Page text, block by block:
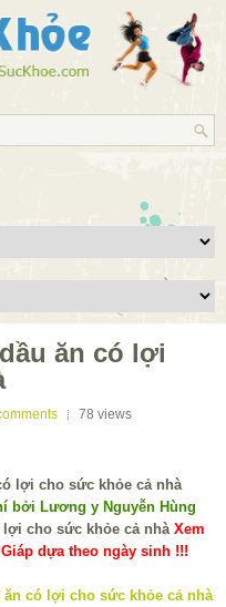
ăn có lợi
78 views
bởi Lương y Nguyễn Hùng
Xem
dựa theo ngày sinh !!!